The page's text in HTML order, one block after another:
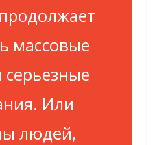
массовые
Или
людей,